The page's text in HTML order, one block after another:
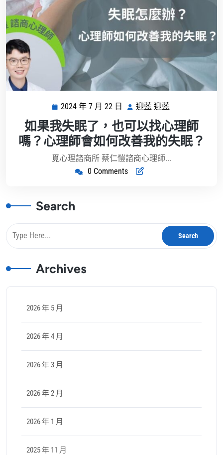
2024 年 7 月 22 日
2024
年
7
月
22
日
迎藍 迎藍
藍
迎
藍
如果我失眠了，也可以找心理師
嗎？心理師會如何改善我的失眠？
覓心理諮商所 蔡仁愷諮商心理師...
0 Comments
Search
Archives
2026 年 5 月
2026 年 4 月
2026 年 3 月
2026 年 2 月
2026 年 1 月
2025 年 11 月